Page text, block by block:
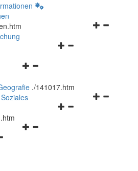
Navigationsmenü
Navigationsmenü
und
schließen
./141017.htm
Navigationsmenü
Navigationsmenü